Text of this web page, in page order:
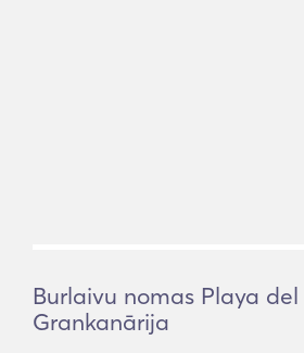
Burlaivu nomas Playa del
Grankanārija